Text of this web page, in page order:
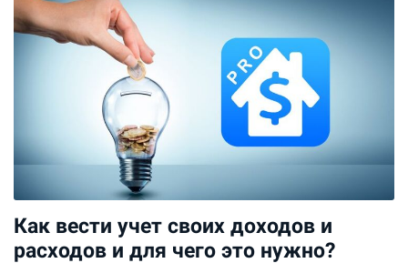
Как вести учет своих доходов и
расходов и для чего это нужно?